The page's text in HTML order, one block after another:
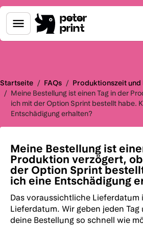
peter
print
Startseite / FAQs / Produktionszeit
/ Meine Bestellung ist einen Tag in der
ich mit der Option Sprint bestellt habe.
Entschädigung erhalten?
Meine Bestellung ist
Produktion verzögert,
der Option Sprint
ich eine Entschädigung
Das voraussichtliche Lieferdatum
Lieferdatum. Wir geben jeden Tag
deine Bestellung so schnell wie